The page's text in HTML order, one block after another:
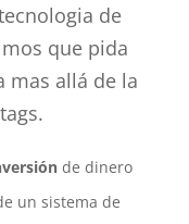
de
que pida
mas allá de la
de dinero
un sistema de